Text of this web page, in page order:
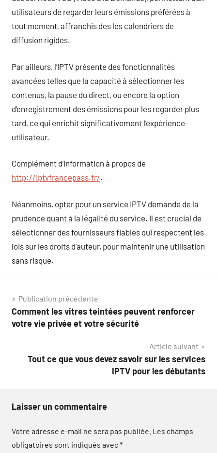
utilisateurs de regarder leurs émissions préférées à
tout moment, affranchis des les calendriers de
diffusion rigides.
Par ailleurs, l’IPTV présente des fonctionnalités
avancées telles que la capacité à sélectionner les
contenus, la pause du direct, ou encore la option
d’enregistrement des émissions pour les regarder plus
tard, ce qui enrichit significativement l’expérience
utilisateur.
Complément d’information à propos de
http://iptvfrancepass.fr/.
Néanmoins, opter pour un service IPTV demande de la
prudence quant à la légalité du service. Il est crucial de
sélectionner des fournisseurs fiables qui respectent les
lois sur les droits d’auteur, pour maintenir une utilisation
sans risque.
Navigation
de
Publication précédente
Comment les vitres teintées peuvent renforcer
votre vie privée et votre sécurité
Article suivant
Tout ce que vous devez savoir sur les services
IPTV pour les débutants
Laisser un commentaire
Votre adresse e-mail ne sera pas publiée. Les champs
obligatoires sont indiqués avec*